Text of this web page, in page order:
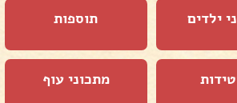
ילדים תוספות
מתכוני עוף